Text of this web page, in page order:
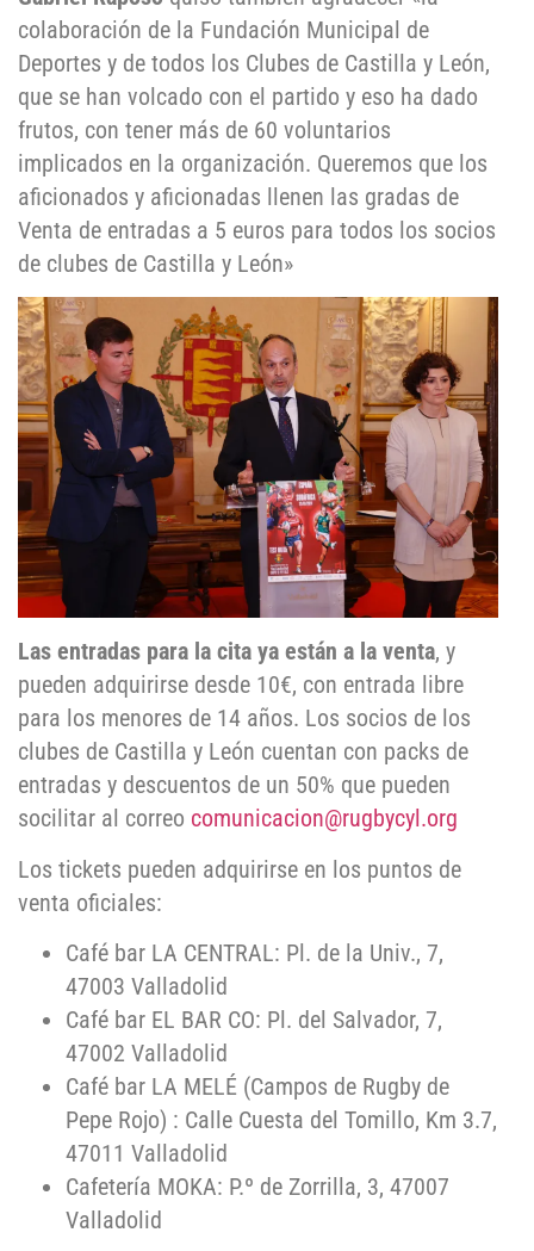
colaboración de la Fundación Municipal de
Deportes y de todos los Clubes de Castilla y León,
que se han volcado con el partido y eso ha dado
frutos, con tener más de 60 voluntarios
implicados en la organización. Queremos que los
aficionados y aficionadas llenen las gradas de
Venta de entradas a 5 euros para todos los socios
de clubes de Castilla y León»
Las entradas para la cita ya están a la venta, y
pueden adquirirse desde 10€, con entrada libre
para los menores de 14 años. Los socios de los
clubes de Castilla y León cuentan con packs de
entradas y descuentos de un 50% que pueden
socilitar al correo comunicacion@rugbycyl.org
Los tickets pueden adquirirse en los puntos de
venta oficiales:
Café bar LA CENTRAL: Pl. de la Univ., 7,
47003 Valladolid
Café bar EL BAR CO: Pl. del Salvador, 7,
47002 Valladolid
Café bar LA MELÉ (Campos de Rugby de
Pepe Rojo) : Calle Cuesta del Tomillo, Km 3.7,
47011 Valladolid
Cafetería MOKA: P.º de Zorrilla, 3, 47007
Valladolid